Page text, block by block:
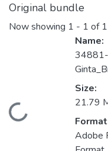
Original bundle
Now showing 1 - 1 of 1
Loading...
Name:
34881-
Size:
21.79
Adobe